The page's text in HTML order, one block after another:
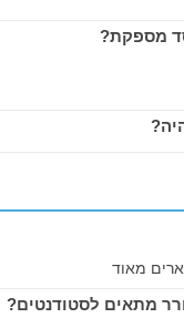
מספקת?
מאוד
מתאים לסטודנטים?